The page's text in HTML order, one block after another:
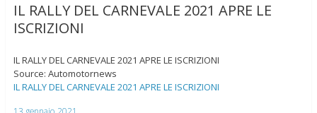
IL RALLY DEL CARNEVALE 2021 APRE LE
ISCRIZIONI
IL RALLY DEL CARNEVALE 2021 APRE LE ISCRIZIONI
Source: Automotornews
IL RALLY DEL CARNEVALE 2021 APRE LE ISCRIZIONI